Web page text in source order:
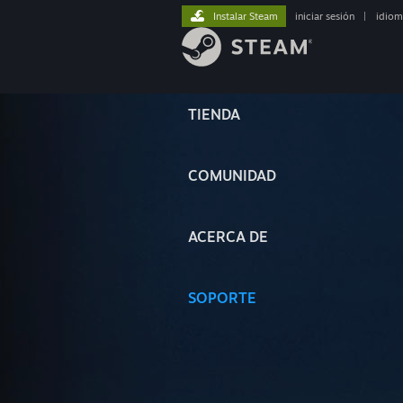
TIENDA
COMUNIDAD
ACERCA DE
SOPORTE
Instalar Steam iniciar sesión